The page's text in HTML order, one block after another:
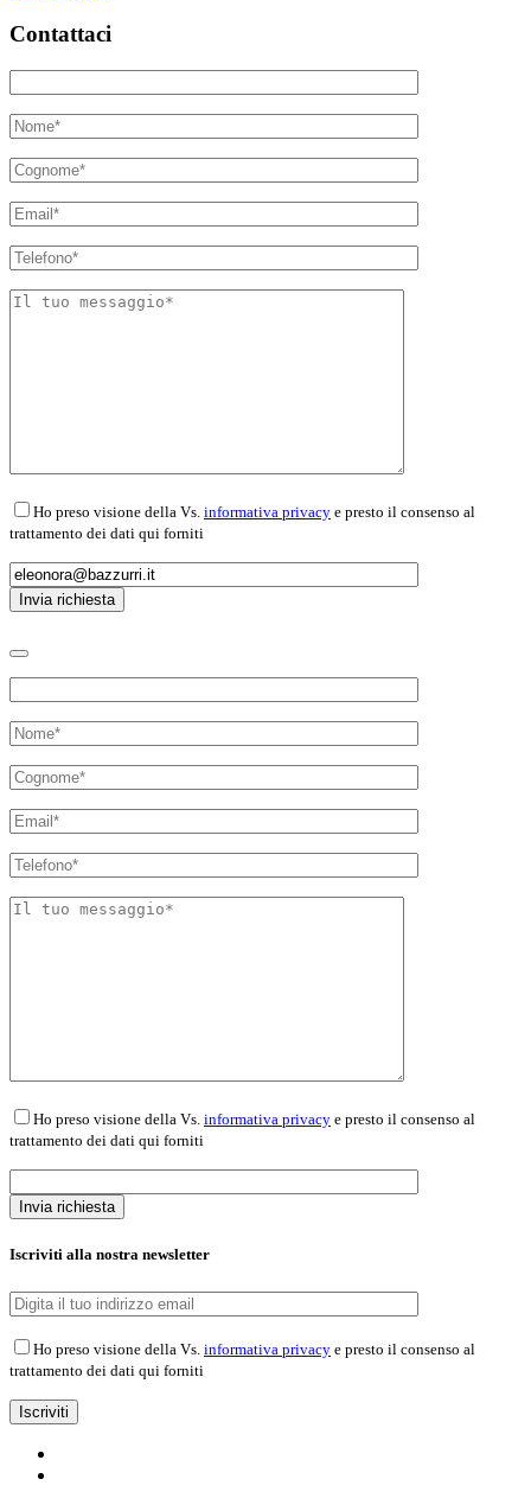
Contattaci
Ho preso visione della Vs. informativa privacy e presto il consenso al
trattamento dei dati qui forniti
Ho preso visione della Vs. informativa privacy e presto il consenso al
trattamento dei dati qui forniti
Iscriviti alla nostra newsletter
Ho preso visione della Vs. informativa privacy e presto il consenso al
trattamento dei dati qui forniti